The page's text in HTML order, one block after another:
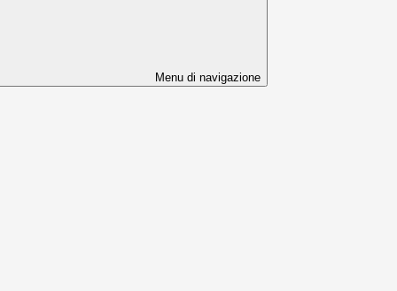
Menu di navigazione